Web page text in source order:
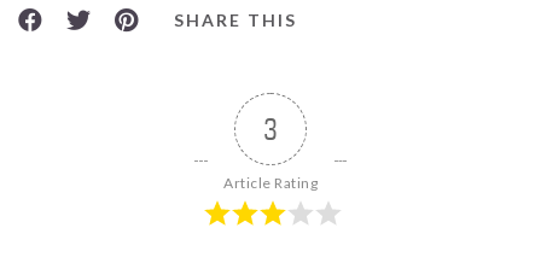
SHARE THIS
3
Article Rating